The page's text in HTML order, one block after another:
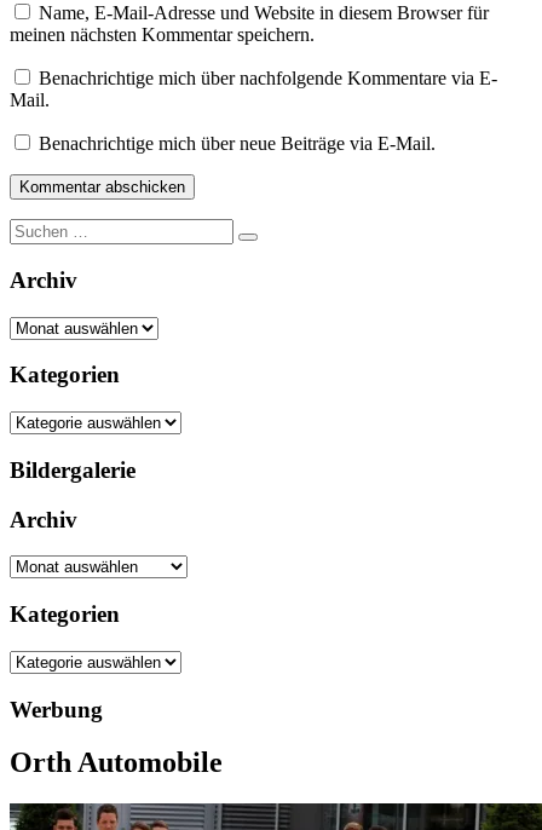
Name, E-Mail-Adresse und Website in diesem Browser für
meinen nächsten Kommentar speichern.
Benachrichtige mich über nachfolgende Kommentare via E-
Mail.
Benachrichtige mich über neue Beiträge via E-Mail.
Suche
nach:
Archiv
Archiv
Kategorien
Kategorien
Bildergalerie
Archiv
Archiv
Kategorien
Kategorien
Werbung
Orth Automobile